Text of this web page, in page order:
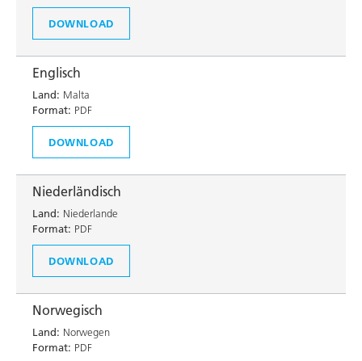
DOWNLOAD
Englisch
Land: Malta
Format: PDF
DOWNLOAD
Niederländisch
Land: Niederlande
Format: PDF
DOWNLOAD
Norwegisch
Land: Norwegen
Format: PDF